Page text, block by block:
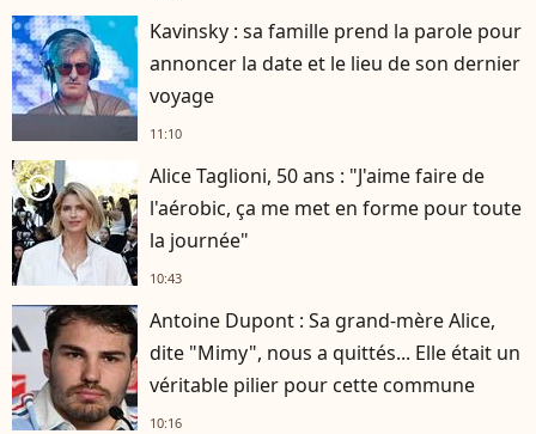
Kavinsky : sa famille prend la parole pour
annoncer la date et le lieu de son dernier
voyage
11:10
player2
Alice Taglioni, 50 ans : "J'aime faire de
l'aérobic, ça me met en forme pour toute
la journée"
10:43
Antoine Dupont : Sa grand-mère Alice,
dite "Mimy", nous a quittés... Elle était un
véritable pilier pour cette commune
10:16